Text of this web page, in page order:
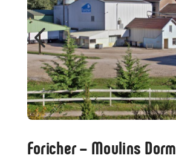
Foricher – Moulins